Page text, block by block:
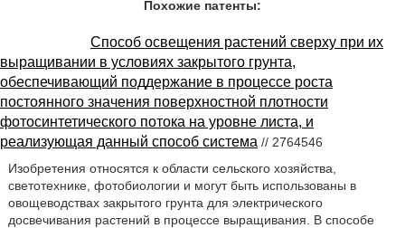
Похожие патенты:
Способ освещения растений сверху при их
выращивании в условиях закрытого грунта,
обеспечивающий поддержание в процессе роста
постоянного значения поверхностной плотности
фотосинтетического потока на уровне листа, и
реализующая данный способ система // 2764546
Изобретения относятся к области сельского хозяйства,
светотехнике, фотобиологии и могут быть использованы в
овощеводствах закрытого грунта для электрического
досвечивания растений в процессе выращивания. В способе